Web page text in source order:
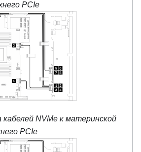
PCIe
кабелей NVMe к материнской
PCIe